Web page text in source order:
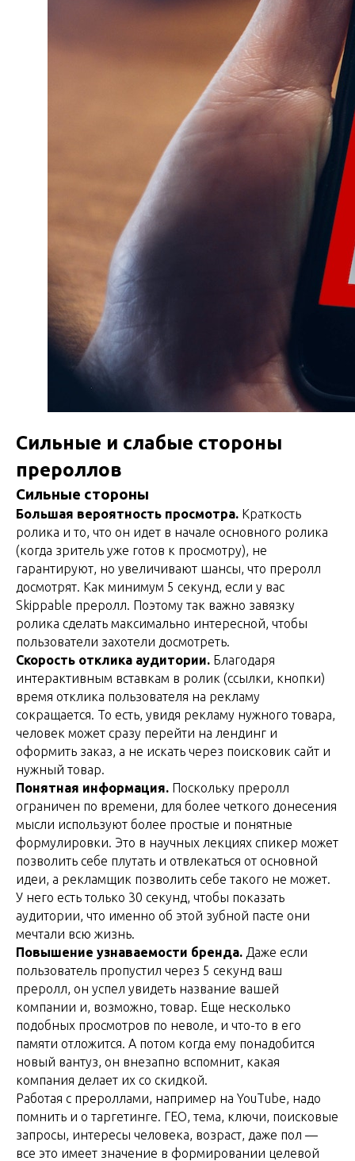
Сильные и слабые стороны
прероллов
Сильные стороны
Большая вероятность просмотра. Краткость
ролика и то, что он идет в начале основного ролика
(когда зритель уже готов к просмотру), не
гарантируют, но увеличивают шансы, что преролл
досмотрят. Как минимум 5 секунд, если у вас
Skippable преролл. Поэтому так важно завязку
ролика сделать максимально интересной, чтобы
пользователи захотели досмотреть.
Скорость отклика аудитории. Благодаря
интерактивным вставкам в ролик (ссылки, кнопки)
время отклика пользователя на рекламу
сокращается. То есть, увидя рекламу нужного товара,
человек может сразу перейти на лендинг и
оформить заказ, а не искать через поисковик сайт и
нужный товар.
Понятная информация. Поскольку преролл
ограничен по времени, для более четкого донесения
мысли используют более простые и понятные
формулировки. Это в научных лекциях спикер может
позволить себе плутать и отвлекаться от основной
идеи, а рекламщик позволить себе такого не может.
У него есть только 30 секунд, чтобы показать
аудитории, что именно об этой зубной пасте они
мечтали всю жизнь.
Повышение узнаваемости бренда. Даже если
пользователь пропустил через 5 секунд ваш
преролл, он успел увидеть название вашей
компании и, возможно, товар. Еще несколько
подобных просмотров по неволе, и что-то в его
памяти отложится. А потом когда ему понадобится
новый вантуз, он внезапно вспомнит, какая
компания делает их со скидкой.
Работая с прероллами, например на YouTube, надо
помнить и о таргетинге. ГЕО, тема, ключи, поисковые
запросы, интересы человека, возраст, даже пол —
все это имеет значение в формировании целевой